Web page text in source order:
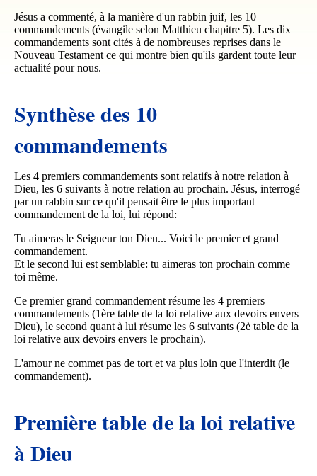
Jésus a commenté, à la manière d'un rabbin juif, les 10
commandements (évangile selon Matthieu chapitre 5). Les dix
commandements sont cités à de nombreuses reprises dans le
Nouveau Testament ce qui montre bien qu'ils gardent toute leur
actualité pour nous.
Synthèse des 10
commandements
Les 4 premiers commandements sont relatifs à notre relation à
Dieu, les 6 suivants à notre relation au prochain. Jésus, interrogé
par un rabbin sur ce qu'il pensait être le plus important
commandement de la loi, lui répond:
Tu aimeras le Seigneur ton Dieu... Voici le premier et grand
commandement.
Et le second lui est semblable: tu aimeras ton prochain comme
toi même.
Ce premier grand commandement résume les 4 premiers
commandements (1ère table de la loi relative aux devoirs envers
Dieu), le second quant à lui résume les 6 suivants (2è table de la
loi relative aux devoirs envers le prochain).
L'amour ne commet pas de tort et va plus loin que l'interdit (le
commandement).
Première table de la loi relative
à Dieu